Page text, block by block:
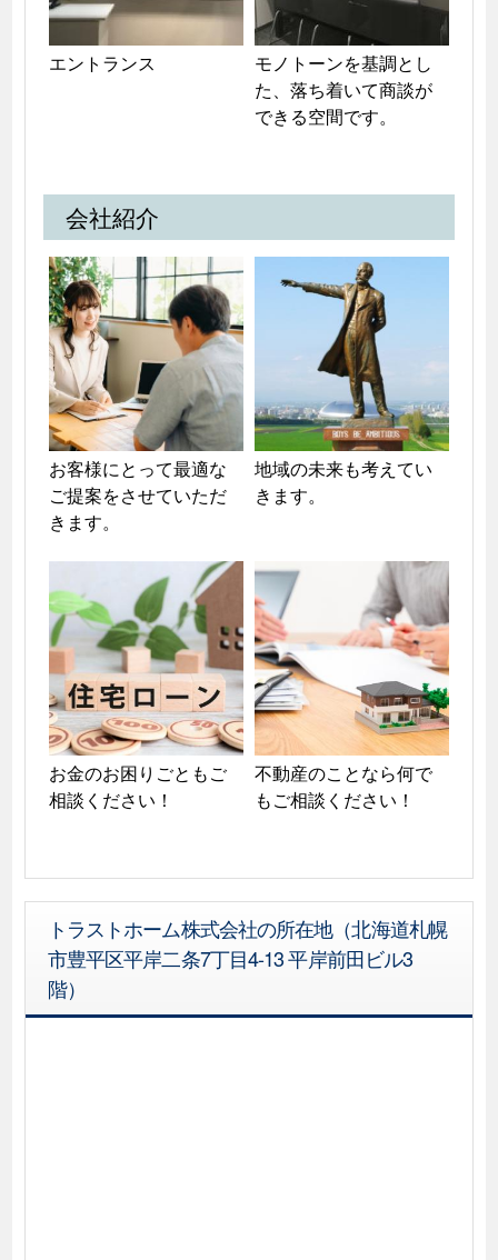
エントランス
モノトーンを基調とし
た、落ち着いて商談が
できる空間です。
会社紹介
お客様にとって最適な
ご提案をさせていただ
きます。
地域の未来も考えてい
きます。
お金のお困りごともご
相談ください！
不動産のことなら何で
もご相談ください！
トラストホーム株式会社の所在地（北海道札幌
市豊平区平岸二条7丁目4-13 平岸前田ビル3
階）